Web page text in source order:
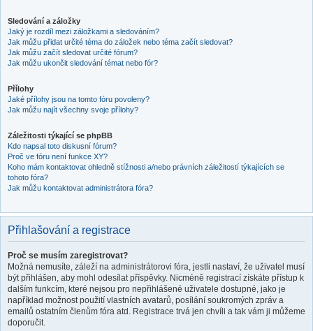
Sledování a záložky
Jaký je rozdíl mezi záložkami a sledováním?
Jak můžu přidat určité téma do záložek nebo téma začít sledovat?
Jak můžu začít sledovat určité fórum?
Jak můžu ukončit sledování témat nebo fór?
Přílohy
Jaké přílohy jsou na tomto fóru povoleny?
Jak můžu najít všechny svoje přílohy?
Záležitosti týkající se phpBB
Kdo napsal toto diskusní fórum?
Proč ve fóru není funkce XY?
Koho mám kontaktovat ohledně stížnosti a/nebo právních záležitostí týkajících se
tohoto fóra?
Jak můžu kontaktovat administrátora fóra?
Přihlašování a registrace
Proč se musím zaregistrovat?
Možná nemusíte, záleží na administrátorovi fóra, jestli nastaví, že uživatel musí
být přihlášen, aby mohl odesílat příspěvky. Nicméně registrací získáte přístup k
dalším funkcím, které nejsou pro nepřihlášené uživatele dostupné, jako je
například možnost použití vlastních avatarů, posílání soukromých zpráv a
emailů ostatním členům fóra atd. Registrace trvá jen chvíli a tak vám ji můžeme
doporučit.